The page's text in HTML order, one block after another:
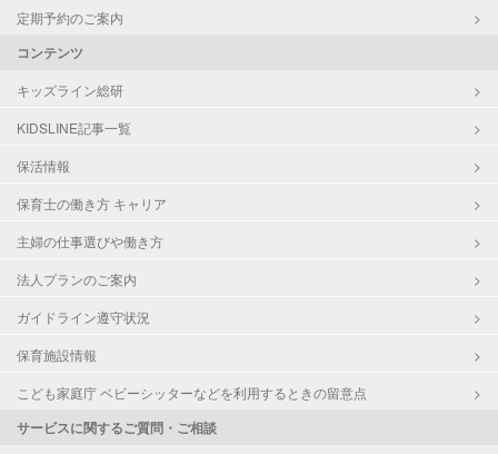
定期予約のご案内
コンテンツ
キッズライン総研
KIDSLINE記事一覧
保活情報
保育士の働き方 キャリア
主婦の仕事選びや働き方
法人プランのご案内
ガイドライン遵守状況
保育施設情報
こども家庭庁 ベビーシッターなどを利用するときの留意点
サービスに関するご質問・ご相談